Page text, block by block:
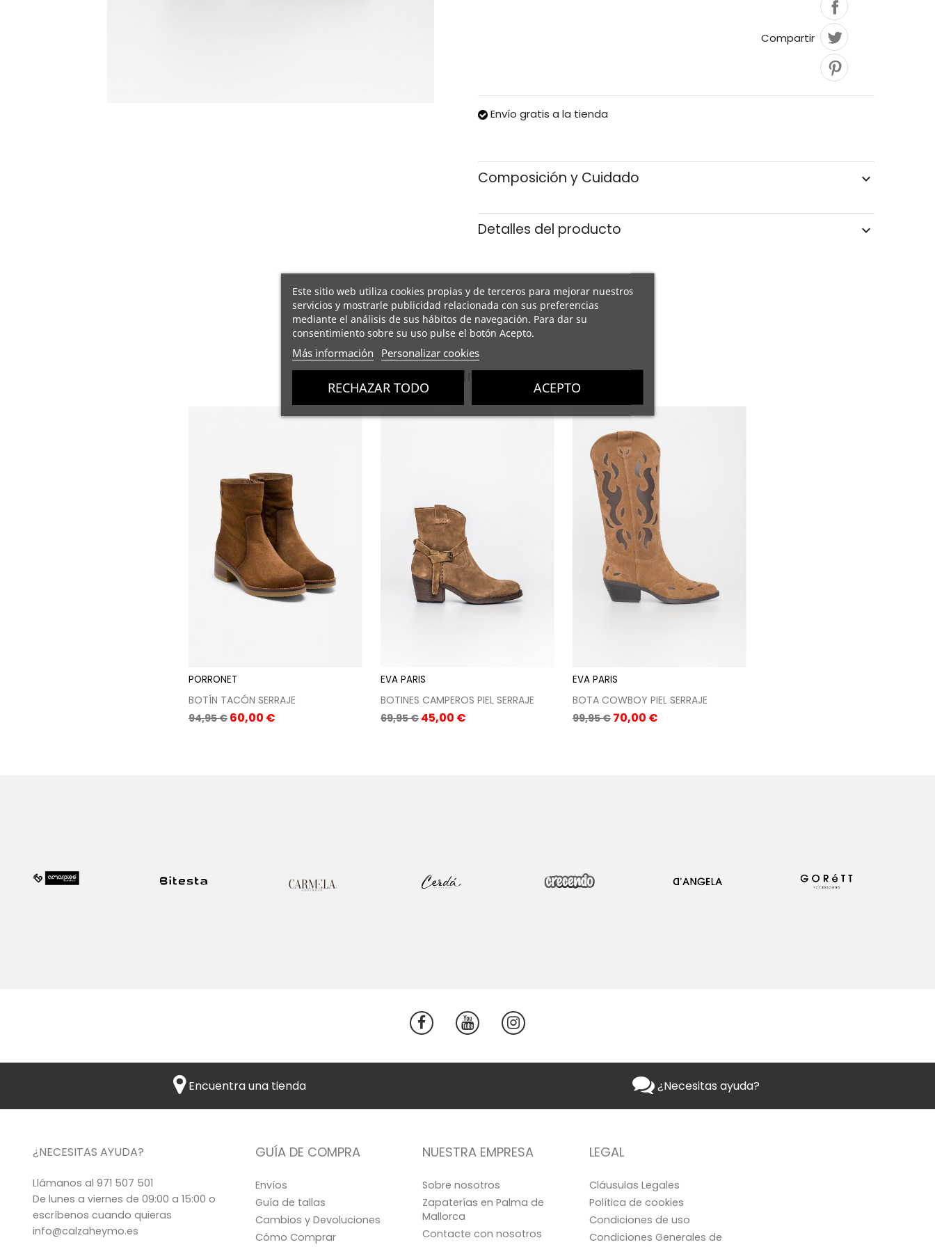
Compartir
Envío gratis a la tienda
Composición y Cuidado
Detalles del producto
También podría interesarle
PORRONET
BOTÍN TACÓN SERRAJE
Precio
94,95 € Precio
60,00 €
EVA PARIS
BOTINES CAMPEROS PIEL SERRAJE
Precio
69,95 € Precio
45,00 €
EVA PARIS
BOTA COWBOY PIEL SERRAJE
Precio
99,95 € Precio
70,00 €
Encuentra una tienda ¿Necesitas ayuda?
¿NECESITAS AYUDA?
Llámanos al 971 507 501
De lunes a viernes de 09:00 a 15:00 o
escríbenos cuando quieras
info@calzaheymo.es
GUÍA DE COMPRA
Envíos
Guía de tallas
Cambios y Devoluciones
Cómo Comprar
NUESTRA EMPRESA
Sobre nosotros
Zapaterías en Palma de
Mallorca
Contacte con nosotros
LEGAL
Cláusulas Legales
Política de cookies
Condiciones de uso
Condiciones Generales de
Este sitio web utiliza cookies propias y de terceros para mejorar nuestros
servicios y mostrarle publicidad relacionada con sus preferencias
mediante el análisis de sus hábitos de navegación. Para dar su
consentimiento sobre su uso pulse el botón Acepto.
Más información Personalizar cookies
RECHAZAR TODO ACEPTO